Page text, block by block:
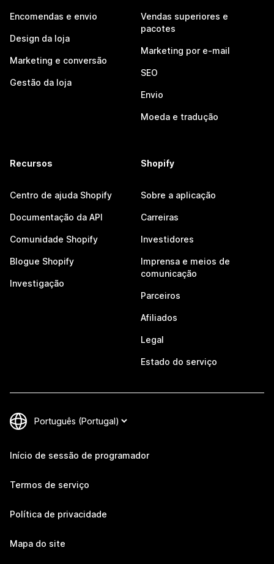
Encomendas e envio
Design da loja
Marketing e conversão
Gestão da loja
Vendas superiores e
pacotes
Marketing por e-mail
SEO
Envio
Moeda e tradução
Recursos
Centro de ajuda Shopify
Documentação da API
Comunidade Shopify
Blogue Shopify
Investigação
Shopify
Sobre a aplicação
Carreiras
Investidores
Imprensa e meios de
comunicação
Parceiros
Afiliados
Legal
Estado do serviço
Início de sessão de programador
Termos de serviço
Política de privacidade
Mapa do site